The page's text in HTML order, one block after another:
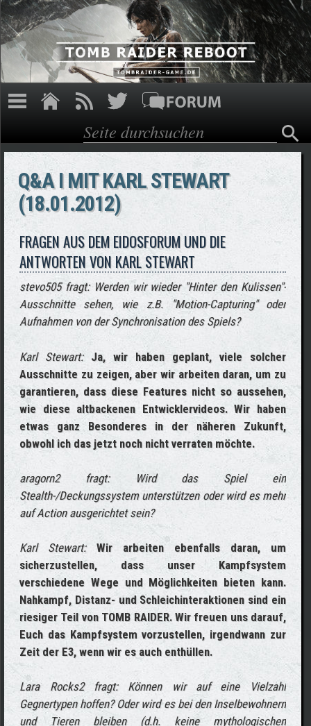
Direkt zum Inhalt
Suchformular
Suche
Q&A I MIT KARL STEWART
(18.01.2012)
FRAGEN AUS DEM EIDOSFORUM UND DIE
ANTWORTEN VON KARL STEWART
stevo505 fragt: Werden wir wieder "Hinter den Kulissen"-
Ausschnitte sehen, wie z.B. "Motion-Capturing" oder
Aufnahmen von der Synchronisation des Spiels?
Karl Stewart: Ja, wir haben geplant, viele solcher
Ausschnitte zu zeigen, aber wir arbeiten daran, um zu
garantieren, dass diese Features nicht so aussehen,
wie diese altbackenen Entwicklervideos. Wir haben
etwas ganz Besonderes in der näheren Zukunft,
obwohl ich das jetzt noch nicht verraten möchte.
aragorn2 fragt: Wird das Spiel ein
Stealth-/Deckungssystem unterstützen oder wird es mehr
auf Action ausgerichtet sein?
Karl Stewart:
Wir arbeiten ebenfalls daran, um
sicherzustellen, dass unser Kampfsystem
verschiedene Wege und Möglichkeiten bieten kann.
Nahkampf, Distanz- und Schleichinteraktionen sind ein
riesiger Teil von TOMB RAIDER. Wir freuen uns darauf,
Euch das Kampfsystem vorzustellen, irgendwann zur
Zeit der E3, wenn wir es auch enthüllen.
Lara Rocks2 fragt: Können wir auf eine Vielzahl
Gegnertypen hoffen? Oder wird es bei den Inselbewohnern
und Tieren bleiben (d.h. keine mythologischen